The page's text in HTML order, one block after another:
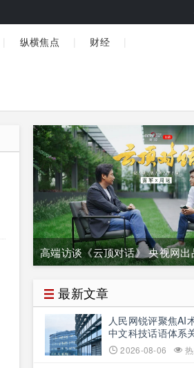
纵横焦点 财经
高端访谈《云顶对话》 央视网出
最新文章
人民网锐评聚焦AI
中文科技话语体系
权争夺
2026-08-06